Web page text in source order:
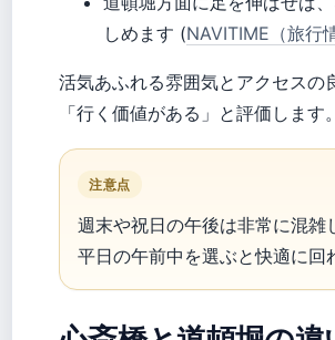
しめます (NAVITIME（旅行
活気あふれる雰囲気とアクセスの
「行く価値がある」と評価します。
注意点
週末や祝日の午後は非常に混
平日の午前中を選ぶと快適に回